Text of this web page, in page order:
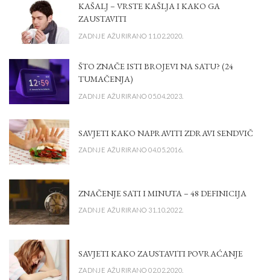
KAŠALJ – VRSTE KAŠLJA I KAKO GA
ZAUSTAVITI
ZADNJE AŽURIRANO 11.02.2020.
ŠTO ZNAČE ISTI BROJEVI NA SATU? (24
TUMAČENJA)
ZADNJE AŽURIRANO 05.04.2023.
SAVJETI KAKO NAPRAVITI ZDRAVI SENDVIČ
ZADNJE AŽURIRANO 04.05.2016.
ZNAČENJE SATI I MINUTA – 48 DEFINICIJA
ZADNJE AŽURIRANO 31.10.2022.
SAVJETI KAKO ZAUSTAVITI POVRAĆANJE
ZADNJE AŽURIRANO 02.02.2020.